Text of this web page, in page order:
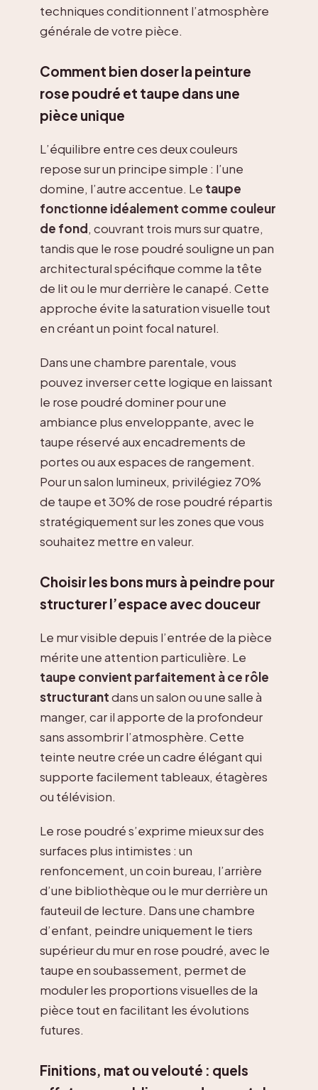
techniques conditionnent l’atmosphère
générale de votre pièce.
Comment bien doser la peinture
rose poudré et taupe dans une
pièce unique
L’équilibre entre ces deux couleurs
repose sur un principe simple : l’une
domine, l’autre accentue. Le taupe
fonctionne idéalement comme couleur
de fond, couvrant trois murs sur quatre,
tandis que le rose poudré souligne un pan
architectural spécifique comme la tête
de lit ou le mur derrière le canapé. Cette
approche évite la saturation visuelle tout
en créant un point focal naturel.
Dans une chambre parentale, vous
pouvez inverser cette logique en laissant
le rose poudré dominer pour une
ambiance plus enveloppante, avec le
taupe réservé aux encadrements de
portes ou aux espaces de rangement.
Pour un salon lumineux, privilégiez 70%
de taupe et 30% de rose poudré répartis
stratégiquement sur les zones que vous
souhaitez mettre en valeur.
Choisir les bons murs à peindre pour
structurer l’espace avec douceur
Le mur visible depuis l’entrée de la pièce
mérite une attention particulière. Le
taupe convient parfaitement à ce rôle
structurantdans un salon ou une salle à
manger, car il apporte de la profondeur
sans assombrir l’atmosphère. Cette
teinte neutre crée un cadre élégant qui
supporte facilement tableaux, étagères
ou télévision.
Le rose poudré s’exprime mieux sur des
surfaces plus intimistes : un
renfoncement, un coin bureau, l’arrière
d’une bibliothèque ou le mur derrière un
fauteuil de lecture. Dans une chambre
d’enfant, peindre uniquement le tiers
supérieur du mur en rose poudré, avec le
taupe en soubassement, permet de
moduler les proportions visuelles de la
pièce tout en facilitant les évolutions
futures.
Finitions, mat ou velouté : quels